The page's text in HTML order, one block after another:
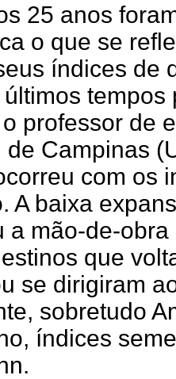
25 anos
o que se
índices de
professor de
de Campinas
com os
A baixa
a mão-de-
que
se dirigiram
sobretudo
índices